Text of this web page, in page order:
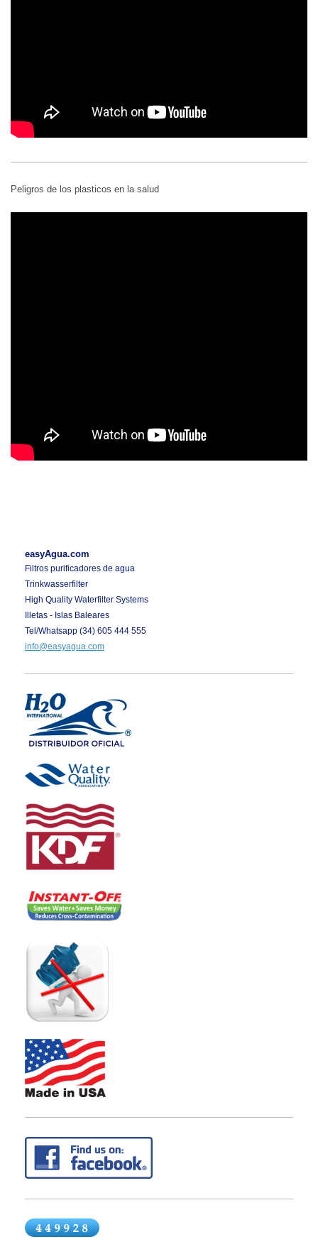
Peligros de los plasticos en la salud
easyAgua.com
Filtros purificadores de agua
Trinkwasserfilter
High Quality Waterfilter Systems
Illetas - Islas Baleares
Tel/Whatsapp (34) 605 444 555
info@easyagua.com